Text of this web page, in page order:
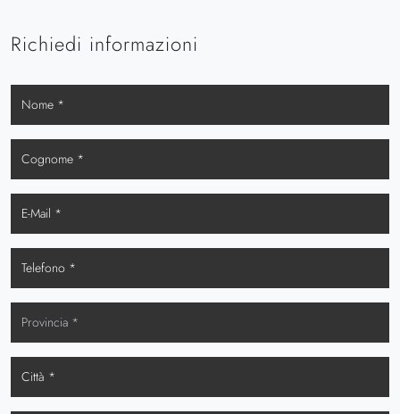
Richiedi informazioni